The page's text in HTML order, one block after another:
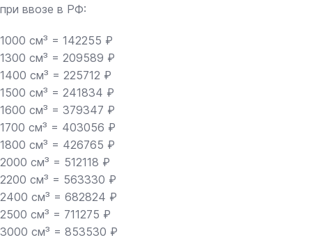
при ввозе в РФ:
1000 см³ = 142255 ₽
1300 см³ = 209589 ₽
1400 см³ = 225712 ₽
1500 см³ = 241834 ₽
1600 см³ = 379347 ₽
1700 см³ = 403056 ₽
1800 см³ = 426765 ₽
2000 см³ = 512118 ₽
2200 см³ = 563330 ₽
2400 см³ = 682824 ₽
2500 см³ = 711275 ₽
3000 см³ = 853530 ₽